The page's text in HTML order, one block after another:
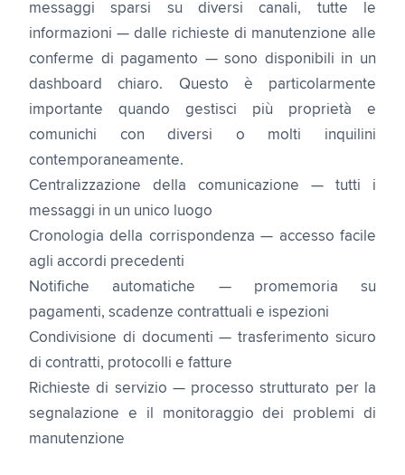
messaggi sparsi su diversi canali, tutte le
informazioni — dalle richieste di manutenzione alle
conferme di pagamento — sono disponibili in un
dashboard chiaro. Questo è particolarmente
importante quando gestisci più proprietà e
comunichi con diversi o molti inquilini
contemporaneamente.
Centralizzazione della comunicazione — tutti i
messaggi in un unico luogo
Cronologia della corrispondenza — accesso facile
agli accordi precedenti
Notifiche automatiche — promemoria su
pagamenti, scadenze contrattuali e ispezioni
Condivisione di documenti — trasferimento sicuro
di contratti, protocolli e fatture
Richieste di servizio — processo strutturato per la
segnalazione e il monitoraggio dei problemi di
manutenzione